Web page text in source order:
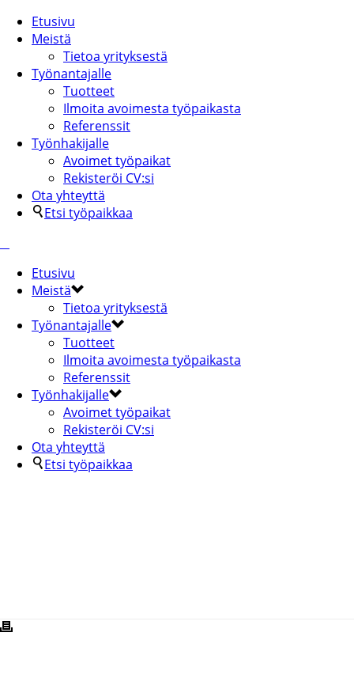
Etusivu
Meistä
Tietoa yrityksestä
Työnantajalle
Tuotteet
Ilmoita avoimesta työpaikasta
Referenssit
Työnhakijalle
Avoimet työpaikat
Rekisteröi CV:si
Ota yhteyttä
Etsi työpaikkaa
Etusivu
Meistä
Tietoa yrityksestä
Työnantajalle
Tuotteet
Ilmoita avoimesta työpaikasta
Referenssit
Työnhakijalle
Avoimet työpaikat
Rekisteröi CV:si
Ota yhteyttä
Etsi työpaikkaa